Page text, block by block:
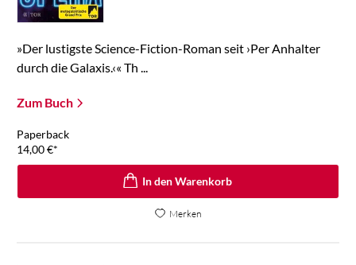
»Der lustigste Science-Fiction-Roman seit ›Per Anhalter
durch die Galaxis.‹« Th ...
Zum Buch
Paperback
14,00€*
In den Warenkorb
Merken